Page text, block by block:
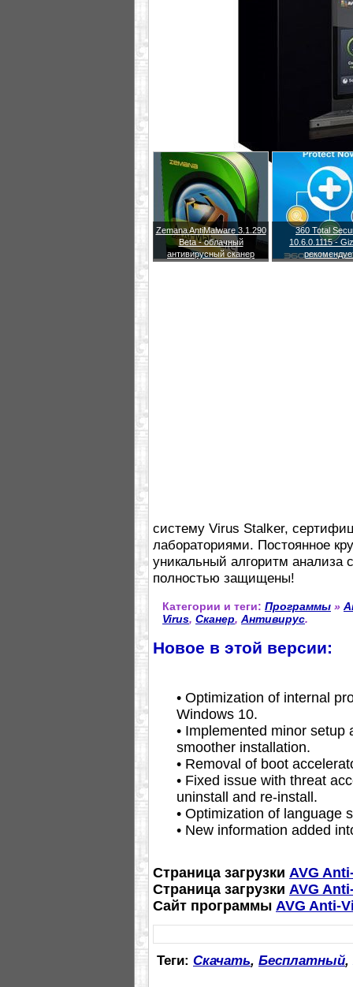
Zemana AntiMalware 3.1.290
Beta - облачный
антивирусный сканер
360 Total
10.6.0.1115 -
систему Virus Stalker,
лабораториями. Постоянное
уникальный алгоритм анализа
полностью защищены!
Категории и теги: Программы »
Virus, Сканер, Антивирус.
Новое в этой версии:
• Optimization of internal
Windows 10.
• Implemented minor
smoother installation.
• Removal of boot
• Fixed issue with threat
uninstall and re-install.
• Optimization of language
• New information added
Страница загрузки AVG
Страница загрузки AVG
Сайт программы AVG Anti-
Теги: Скачать, Бесплатный,